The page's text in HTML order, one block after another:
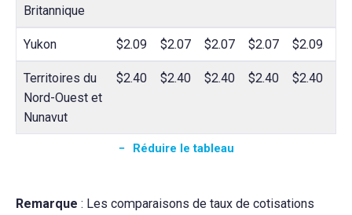
Britannique
Yukon $2.09 $2.07 $2.07 $2.07 $2.09
Territoires du
Nord-Ouest et
Nunavut
$2.40 $2.40 $2.40 $2.40 $2.40
Réduire le tableau
Remarque : Les comparaisons de taux de cotisations